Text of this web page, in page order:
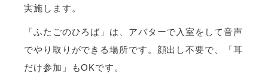
実施します。
「ふたごのひろば」は、アバターで入室をして音声
でやり取りができる場所です。顔出し不要で、「耳
だけ参加」もOKです。